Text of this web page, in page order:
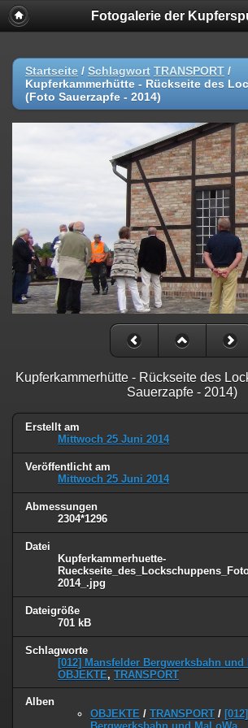
Fotogalerie der
Startseite / Schlagwort TRANSPORT /
Kupferkammerhütte - Rückseite des
(Foto Sauerzapfe - 2014)
Kupferkammerhütte - Rückseite des
Sauerzapfe - 2014)
Erstellt am
Mittwoch 25 Juni 2014
Veröffentlicht am
Mittwoch 25 Juni 2014
Abmessungen
2304*1296
Datei
Kupferkammerhuette-
2014_.jpg
Dateigröße
701 kB
Schlagworte
[012] Mansfelder Bergwerksbahn und
OBJEKTE, TRANSPORT
Alben
OBJEKTE / TRANSPORT /